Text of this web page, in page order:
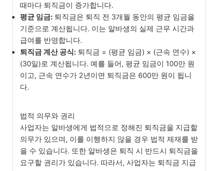
때마다 퇴직금이 증가합니다.
평균 임금: 퇴직금은 퇴직 전 3개월 동안의 평균 임금을
기준으로 계산됩니다. 이는 알바생의 실제 근무 시간과
급여를 반영합니다.
퇴직금 계산 공식: 퇴직금 = (평균 임금) × (근속 연수) ×
(30일)로 계산됩니다. 예를 들어, 평균 임금이 100만 원
이고, 근속 연수가 2년이면 퇴직금은 600만 원이 됩니
다.
법적 의무와 권리
사업자는 알바생에게 법적으로 정해진 퇴직금을 지급할
의무가 있으며, 이를 이행하지 않을 경우 법적 제재를 받
을 수 있습니다. 또한 알바생은 퇴직 시 반드시 퇴직금을
요구할 권리가 있습니다. 따라서, 사업자는 퇴직금 지급